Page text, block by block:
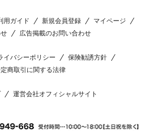
用ガイド 新規会員登録
マイページ
広告掲載のお問い合わせ
イバシーポリシー
保険勧誘方針
商取引に関する法律
運営会社オフィシャルサイト